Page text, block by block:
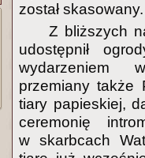
został skasowany.
Z bliższych
udostępnił
wydarzeniem
przemiany także
tiary papieskiej,
ceremonię
w skarbcach